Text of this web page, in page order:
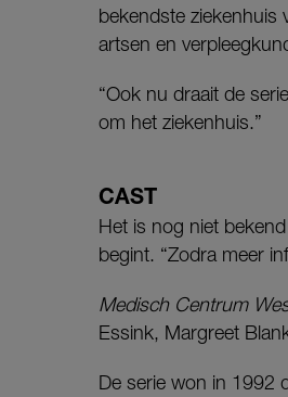
bekendste ziekenhuis
artsen en
“Ook nu draait de
om het ziekenhuis.”
CAST
Het is nog niet
begint. “Zodra meer
Medisch Centrum
Essink, Margreet
De serie won in 1992